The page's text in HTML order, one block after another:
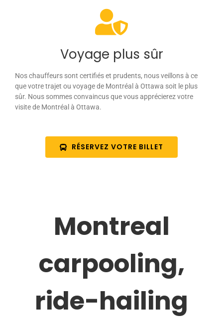
Voyage plus sûr
Nos chauffeurs sont certifiés et prudents, nous veillons à ce
que votre trajet ou voyage de Montréal à Ottawa soit le plus
sûr. Nous sommes convaincus que vous apprécierez votre
visite de Montréal à Ottawa.
RÉSERVEZ VOTRE BILLET
Montreal
carpooling,
ride-hailing